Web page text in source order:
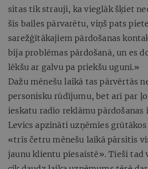
sitas tik strauji, ka vieglāk šķiet
šīs bailes pārvarētu, viņš pats
sarežģītākajiem pārdošanas
bija problēmas pārdošanā, un es
lēkšu ar galvu pa priekšu ugunī.»
Dažu mēnešu laikā tas pārvērtās
personisku rūdījumu, bet arī par
ieskatu radio reklāmu pārdošanas
Levics apzināti uzņēmies
«trīs četru mēnešu laikā pārsitis
jaunu klientu piesaistē». Tieši tad